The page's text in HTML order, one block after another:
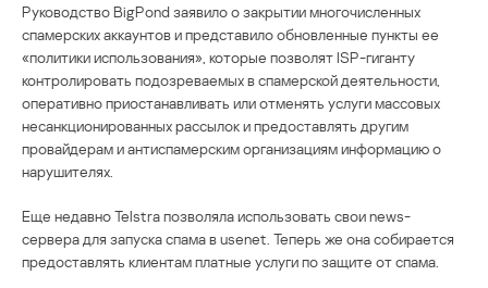
Руководство BigPond заявило о закрытии многочисленных
спамерских аккаунтов и представило обновленные пункты ее
«политики использования», которые позволят ISP-гиганту
контролировать подозреваемых в спамерской деятельности,
оперативно приостанавливать или отменять услуги массовых
несанкционированных рассылок и предоставлять другим
провайдерам и антиспамерским организациям информацию о
нарушителях.
Еще недавно Telstra позволяла использовать свои news-
сервера для запуска спама в usenet. Теперь же она собирается
предоставлять клиентам платные услуги по защите от спама.